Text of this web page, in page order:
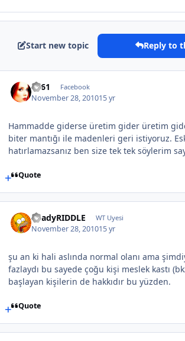
Start new topic Reply to
TS61 Facebook
November 28, 201015 yr
Hammadde giderse üretim gider üretim
biter mantığı ile madenleri geri istiyoruz.
hatırlamazsanız ben size tek tek söylerim
Quote
ShadyRIDDLE WT Uyesi
November 28, 201015 yr
şu an ki hali aslında normal olanı ama
fazlaydı bu sayede çoğu kişi meslek kastı
başlayan kişilerin de hakkıdır bu yüzden.
Quote